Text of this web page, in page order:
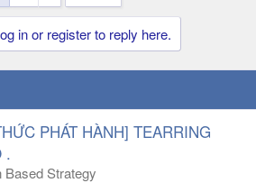
in or register to reply here.
PHÁT HÀNH] TEARRING
.
Based Strategy